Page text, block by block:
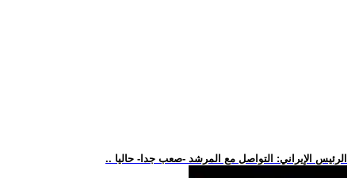
.. الرئيس الإيراني: التواصل مع المرشد -صعب جدا- حاليا